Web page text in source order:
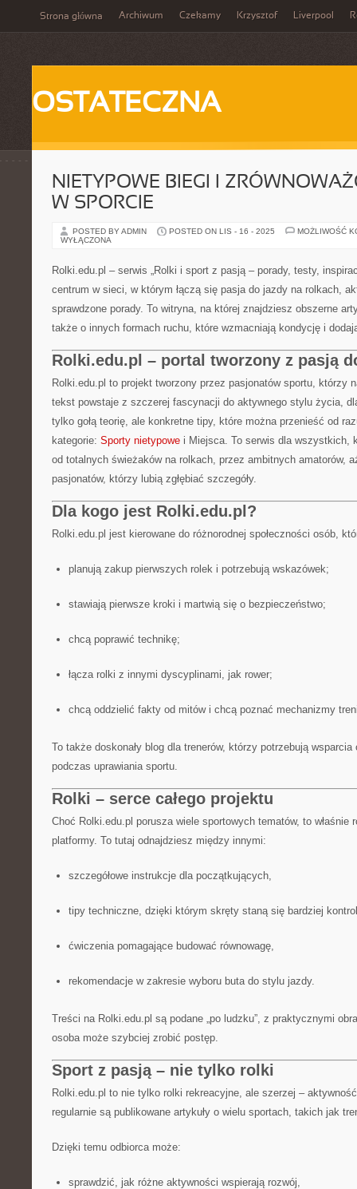
Strona główna Archiwum Czekamy Krzysztof Liverpool
OSTATECZNA
NIETYPOWE BIEGI I
W SPORCIE
POSTED BY ADMIN POSTED ON LIS - 16 - 2025
MOŻLIWOŚĆ
WYŁĄCZONA
Rolki.edu.pl – serwis „Rolki i sport z pasją – porady, testy,
centrum w sieci, w którym łączą się pasja do jazdy na rolkach,
sprawdzone porady. To witryna, na której znajdziesz obszerne
także o innych formach ruchu, które wzmacniają kondycję i
Rolki.edu.pl – portal tworzony z pasją
Rolki.edu.pl to projekt tworzony przez pasjonatów sportu, którzy
tekst powstaje z szczerej fascynacji do aktywnego stylu życia,
tylko gołą teorię, ale konkretne tipy, które można przenieść od
kategorie: Sporty nietypowe i Miejsca. To serwis dla wszystkich,
od totalnych świeżaków na rolkach, przez ambitnych amatorów,
pasjonatów, którzy lubią zgłębiać szczegóły.
Dla kogo jest Rolki.edu.pl?
Rolki.edu.pl jest kierowane do różnorodnej społeczności osób,
planują zakup pierwszych rolek i potrzebują wskazówek;
stawiają pierwsze kroki i martwią się o bezpieczeństwo;
chcą poprawić technikę;
łącza rolki z innymi dyscyplinami, jak rower;
chcą oddzielić fakty od mitów i chcą poznać mechanizmy
To także doskonały blog dla trenerów, którzy potrzebują
podczas uprawiania sportu.
Rolki – serce całego projektu
Choć Rolki.edu.pl porusza wiele sportowych tematów, to właśnie
platformy. To tutaj odnajdziesz między innymi:
szczegółowe instrukcje dla początkujących,
tipy techniczne, dzięki którym skręty staną się bardziej
ćwiczenia pomagające budować równowagę,
rekomendacje w zakresie wyboru buta do stylu jazdy.
Treści na Rolki.edu.pl są podane „po ludzku”, z praktycznymi
osoba może szybciej zrobić postęp.
Sport z pasją – nie tylko rolki
Rolki.edu.pl to nie tylko rolki rekreacyjne, ale szerzej –
regularnie są publikowane artykuły o wielu sportach, takich jak
Dzięki temu odbiorca może:
sprawdzić, jak różne aktywności wspierają rozwój,